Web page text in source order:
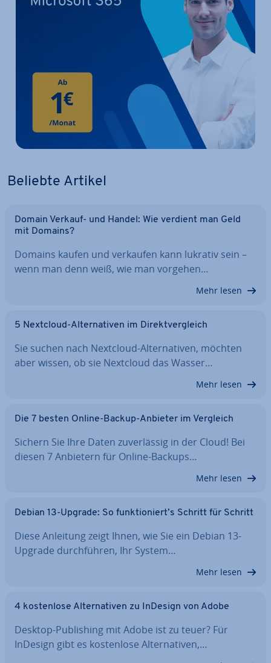
Beliebte Artikel
Domain Verkauf- und Handel: Wie verdient man Geld
mit Domains?
Domains kaufen und verkaufen kann lukrativ sein –
wenn man denn weiß, wie man vorgehen…
Mehr lesen
5 Nextcloud-Al­ter­na­ti­ven im Di­rekt­ver­gleich
Sie suchen nach Nextcloud-Al­ter­na­ti­ven, möchten
aber wissen, ob sie Nextcloud das Wasser…
Mehr lesen
Die 7 besten Online-Backup-Anbieter im Vergleich
Sichern Sie Ihre Daten zu­ver­läs­sig in der Cloud! Bei
diesen 7 Anbietern für Online-Backups…
Mehr lesen
Debian 13-Upgrade: So funk­tio­niert’s Schritt für Schritt
Diese Anleitung zeigt Ihnen, wie Sie ein Debian 13-
Upgrade durch­füh­ren, Ihr System…
Mehr lesen
4 kos­ten­lo­se Al­ter­na­ti­ven zu InDesign von Adobe
Desktop-Pu­bli­shing mit Adobe ist zu teuer? Für
InDesign gibt es kos­ten­lo­se Al­ter­na­ti­ven,…